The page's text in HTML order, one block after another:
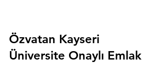
Özvatan Kayseri
Üniversite Onaylı Emlak